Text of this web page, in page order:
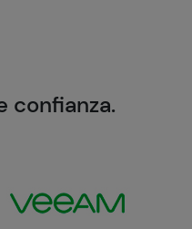
confianza.